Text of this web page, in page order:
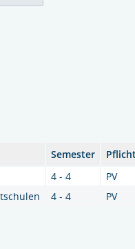
Semester
4 - 4
PV
4 - 4 PV